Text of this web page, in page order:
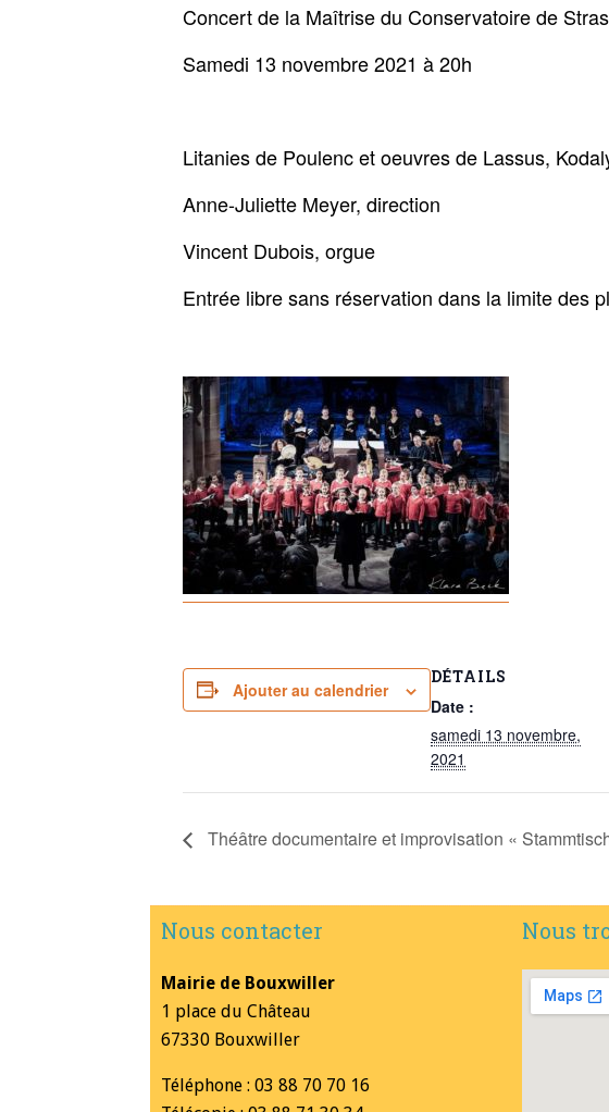
Concert de la Maîtrise du Conservatoire de
Samedi 13 novembre 2021 à 20h
Litanies de Poulenc et oeuvres de Lassus,
Anne-Juliette Meyer, direction
Vincent Dubois, orgue
Entrée libre sans réservation dans la limite des
Ajouter au calendrier
DÉTAILS
Date :
samedi 13 novembre,
2021
Théâtre documentaire et improvisation «
Nous contacter
Mairie de Bouxwiller
1 place du Château
67330 Bouxwiller
Téléphone : 03 88 70 70 16
Nous